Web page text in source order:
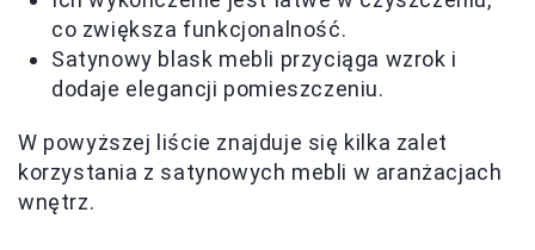
co zwiększa funkcjonalność.
Satynowy blask mebli przyciąga wzrok i
dodaje elegancji pomieszczeniu.
W powyższej liście znajduje się kilka zalet
korzystania z satynowych mebli w aranżacjach
wnętrz.